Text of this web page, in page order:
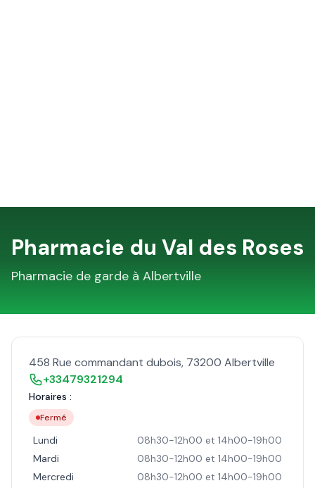
Pharmacie du Val des Roses
Pharmacie de garde à Albertville
458 Rue commandant dubois, 73200 Albertville
+33479321294
Horaires :
Fermé
Lundi
08h30-12h00 et 14h00-19h00
Mardi
08h30-12h00 et 14h00-19h00
Mercredi
08h30-12h00 et 14h00-19h00